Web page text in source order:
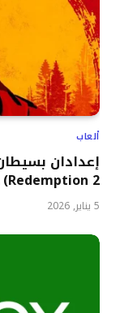
ألعاب
Redemption 2) جذريًا.
5 يناير, 2026